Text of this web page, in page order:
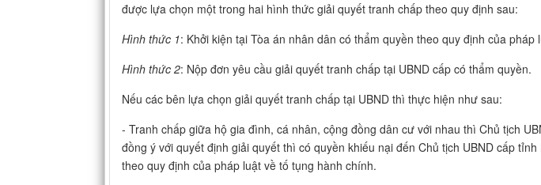
được lựa chọn một trong hai hình thức giải quyết tranh chấp theo quy định sau:
Hình thức 1: Khởi kiện tại Tòa án nhân dân có thẩm quyền theo quy định của pháp
Hình thức 2: Nộp đơn yêu cầu giải quyết tranh chấp tại UBND cấp có thẩm quyền.
Nếu các bên lựa chọn giải quyết tranh chấp tại UBND thì thực hiện như sau:
- Tranh chấp giữa hộ gia đình, cá nhân, cộng đồng dân cư với nhau thì Chủ tịch
đồng ý với quyết định giải quyết thì có quyền khiếu nại đến Chủ tịch UBND cấp
theo quy định của pháp luật về tố tụng hành chính.